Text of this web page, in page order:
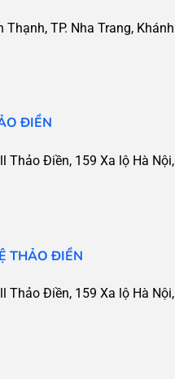
TP. Nha Trang, Khánh
ĐIỀN
Thảo Điền, 159 Xa lộ Hà Nội,
THẢO ĐIỀN
Thảo Điền, 159 Xa lộ Hà Nội,